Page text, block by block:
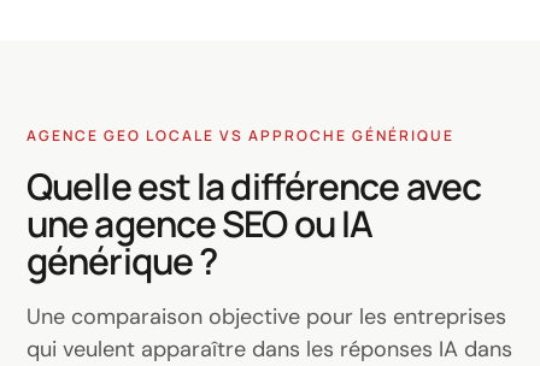
AGENCE GEO LOCALE VS APPROCHE GÉNÉRIQUE
Quelle est la différence avec
une agence SEO ou IA
générique ?
Une comparaison objective pour les entreprises
qui veulent apparaître dans les réponses IA dans